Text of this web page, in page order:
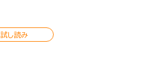
試し読み